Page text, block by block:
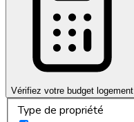
Vérifiez votre budget logement
Type de propriété